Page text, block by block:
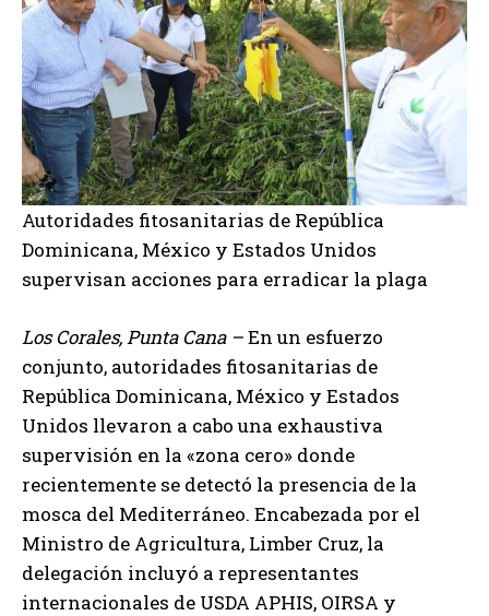
Autoridades fitosanitarias de República
Dominicana, México y Estados Unidos
supervisan acciones para erradicar la plaga
Los Corales, Punta Cana –En un esfuerzo
conjunto, autoridades fitosanitarias de
República Dominicana, México y Estados
Unidos llevaron a cabo una exhaustiva
supervisión en la «zona cero» donde
recientemente se detectó la presencia de la
mosca del Mediterráneo. Encabezada por el
Ministro de Agricultura, Limber Cruz, la
delegación incluyó a representantes
internacionales de USDA APHIS, OIRSA y